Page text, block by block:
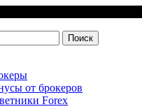
от брокеров
Forex